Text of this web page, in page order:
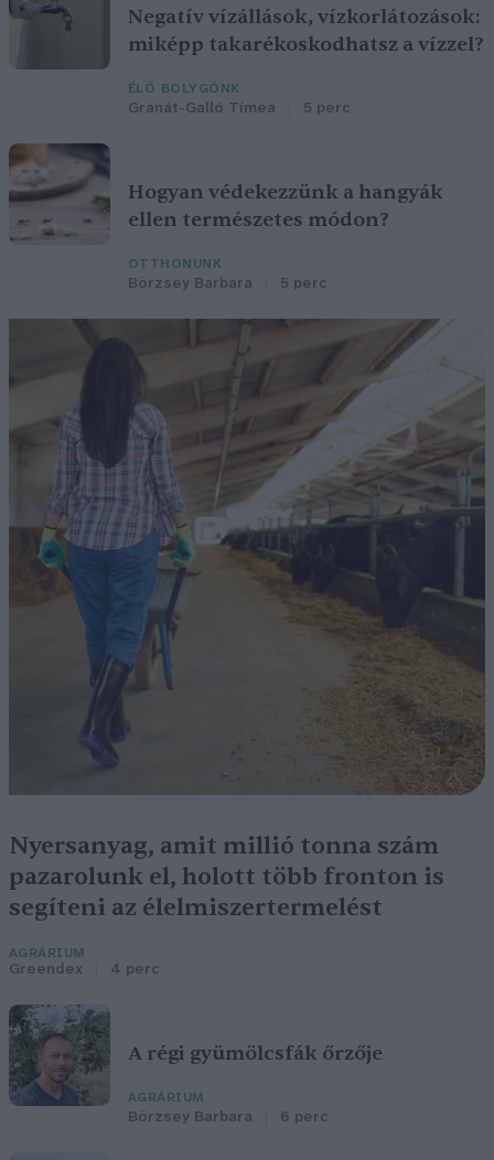
Negatív vízállások, vízkorlátozások:
miképp takarékoskodhatsz a vízzel?
ÉLŐ BOLYGÓNK
Granát-Galló Tímea 5 perc
Hogyan védekezzünk a hangyák
ellen természetes módon?
OTTHONUNK
Börzsey Barbara 5 perc
Nyersanyag, amit millió tonna szám
pazarolunk el, holott több fronton is
segíteni az élelmiszertermelést
AGRÁRIUM
Greendex 4 perc
A régi gyümölcsfák őrzője
AGRÁRIUM
Börzsey Barbara 6 perc